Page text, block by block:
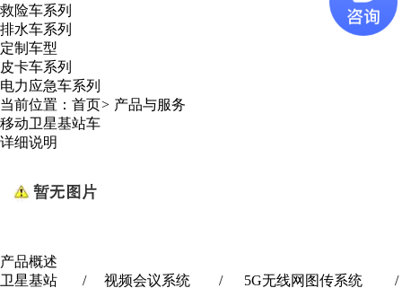
救险车系列
排水车系列
定制车型
皮卡车系列
电力应急车系列
当前位置： 首页> 产品与服务
移动卫星基站车
详细说明
产品概述
卫星基站 / 视频会议系统 / 5G无线网图传系统 /